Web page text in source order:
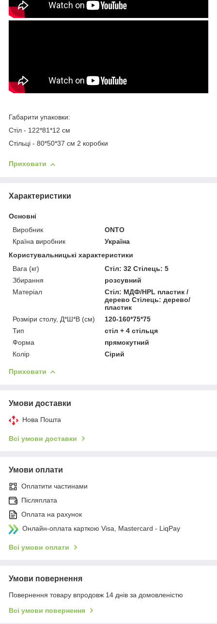
Габарити упаковки:
Стіл - 122*81*12 см
Стільці - 80*50*37 см 2 коробки
Приховати
Характеристики
Основні
Виробник
ONTO
Країна виробник
Україна
Користувальницькі характеристики
Вага (кг)
Стіл: 32 Стілець: 5
Збирання
розсувний
Матеріал
Стіл: МДФ/HPL пластик /
дерево Стілець: дерево/
пластик
Розміри столу, Д*Ш*В (см)
120-160*75*75
Тип
стіл + 4 стільця
Форма
прямокутний
Колір
Сірий
Приховати
Умови доставки
Нова Пошта
Всі умови доставки
Умови оплати
Оплатити частинами
Післяплата
Оплата на рахунок
Онлайн-оплата карткою Visa, Mastercard - LiqPay
Всі умови оплати
Умови повернення
Повернення товару впродовж 14 днів за домовленістю
Всі умови повернення